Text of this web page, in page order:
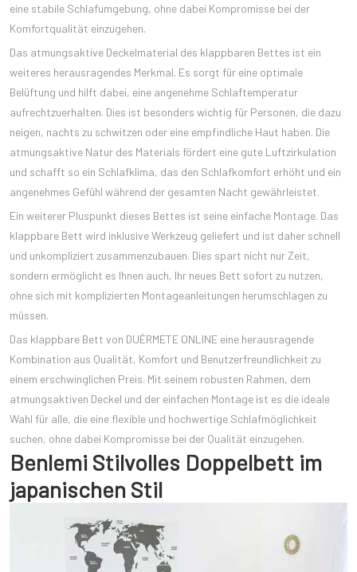
eine stabile Schlafumgebung, ohne dabei Kompromisse bei der
Komfortqualität einzugehen.
Das atmungsaktive Deckelmaterial des klappbaren Bettes ist ein
weiteres herausragendes Merkmal. Es sorgt für eine optimale
Belüftung und hilft dabei, eine angenehme Schlaftemperatur
aufrechtzuerhalten. Dies ist besonders wichtig für Personen, die dazu
neigen, nachts zu schwitzen oder eine empfindliche Haut haben. Die
atmungsaktive Natur des Materials fördert eine gute Luftzirkulation
und schafft so ein Schlafklima, das den Schlafkomfort erhöht und ein
angenehmes Gefühl während der gesamten Nacht gewährleistet.
Ein weiterer Pluspunkt dieses Bettes ist seine einfache Montage. Das
klappbare Bett wird inklusive Werkzeug geliefert und ist daher schnell
und unkompliziert zusammenzubauen. Dies spart nicht nur Zeit,
sondern ermöglicht es Ihnen auch, Ihr neues Bett sofort zu nutzen,
ohne sich mit komplizierten Montageanleitungen herumschlagen zu
müssen.
Das klappbare Bett von DUÉRMETE ONLINE eine herausragende
Kombination aus Qualität, Komfort und Benutzerfreundlichkeit zu
einem erschwinglichen Preis. Mit seinem robusten Rahmen, dem
atmungsaktiven Deckel und der einfachen Montage ist es die ideale
Wahl für alle, die eine flexible und hochwertige Schlafmöglichkeit
suchen, ohne dabei Kompromisse bei der Qualität einzugehen.
Benlemi Stilvolles Doppelbett im
japanischen Stil